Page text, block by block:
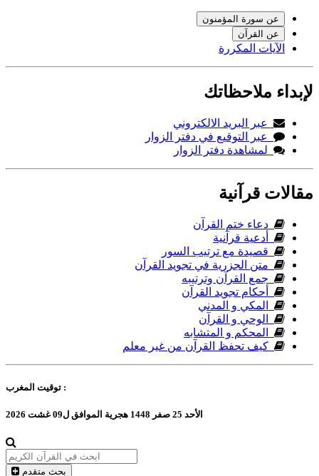
عن سورة المؤمنون
عن القرآن
الآيات المكررة
لإبداء ملاحظاتك
عبر البريد الالكتروني
عبر التوقيع في دفتر الزوار
لمشاهدة دفتر الزوار
مقالات قرآنية
دعاء ختم القرآن
أدعية قرآنية
قصيدة مع ترتيب السور
متن الجزرية في تجويد القرآن
جمع القرآن وترتيبه
أحكام تجويد القرآن
المكي و المدني
الوحي و القرآن
المحكم و المتشابه
كيف تحفظ القرآن من غير معلم
توقيت المغرب :
الأحد 25 صفر 1448 هجرية الموافق ل09 غشت 2026
بحث متقدم